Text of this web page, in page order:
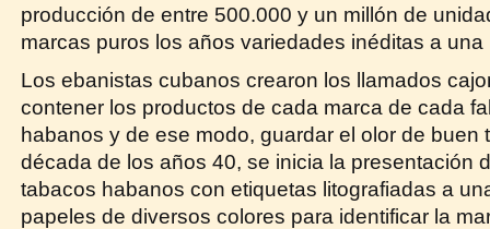
producción de entre 500.000 y un millón de
marcas puros los años variedades inéditas a
Los ebanistas cubanos crearon los llamados
contener los productos de cada marca de cada
habanos y de ese modo, guardar el olor de buen
década de los años 40, se inicia la presentación
tabacos habanos con etiquetas litografiadas a
papeles de diversos colores para identificar la